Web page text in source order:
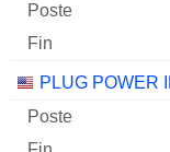
PLUG POWER